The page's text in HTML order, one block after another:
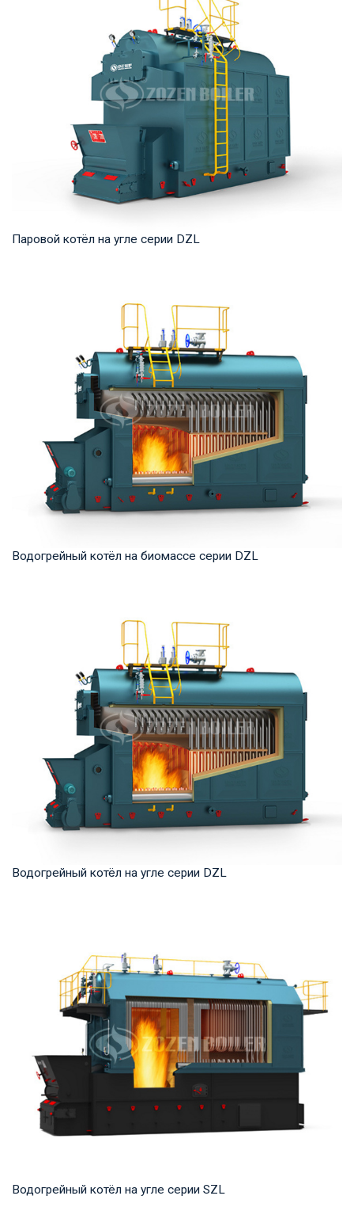
Паровой котёл на угле серии DZL
продукта: 2–20 т/ч Температура на выходе: ...
Водогрейный котёл на биомассе серии DZL
мощность продукта: 1,4-14 МВт Температура ...
Водогрейный котёл на угле серии DZL
Водогрейный котёл на угле серии SZL